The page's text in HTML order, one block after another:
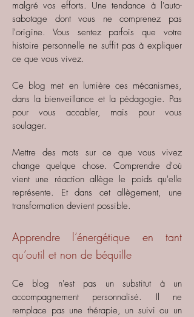
malgré vos efforts. Une tendance à l'auto-
sabotage dont vous ne comprenez pas
l'origine. Vous sentez parfois que votre
histoire personnelle ne suffit pas à expliquer
ce que vous vivez.
Ce blog met en lumière ces mécanismes,
dans la bienveillance et la pédagogie. Pas
pour vous accabler, mais pour vous
soulager.
Mettre des mots sur ce que vous vivez
change quelque chose. Comprendre d'où
vient une réaction allège le poids qu'elle
représente. Et dans cet allègement, une
transformation devient possible.
Apprendre l’énergétique en tant
qu’outil et non de béquille
Ce blog n'est pas un substitut à un
accompagnement personnalisé. Il ne
remplace pas une thérapie, un suivi ou un